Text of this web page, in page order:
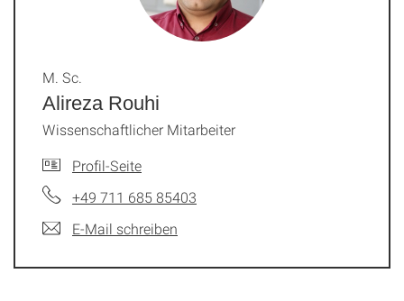
Alireza Rouhi
M. Sc.
Wissenschaftlicher Mitarbeiter
Profil-Seite
+49 711 685 85403
E-Mail schreiben